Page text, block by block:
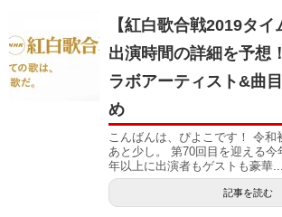
【紅白歌合戦2019タイ
出演時間の詳細を予想
ラボアーティスト&曲
め
こんばんは、ぴよこです！ 令和
あと少し。 第70回目を迎える今
年以上に出演者もゲストも豪華...
記事を読む